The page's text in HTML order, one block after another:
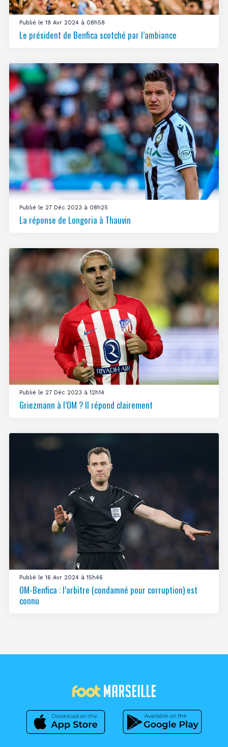
Publié le 19 Avr 2024 à 08h58
Le président de Benfica scotché par l’ambiance
Publié le 27 Déc 2023 à 08h25
La réponse de Longoria à Thauvin
Publié le 27 Déc 2023 à 12h14
Griezmann à l’OM ? Il répond clairement
Publié le 16 Avr 2024 à 15h46
OM-Benfica : l’arbitre (condamné pour corruption) est
connu